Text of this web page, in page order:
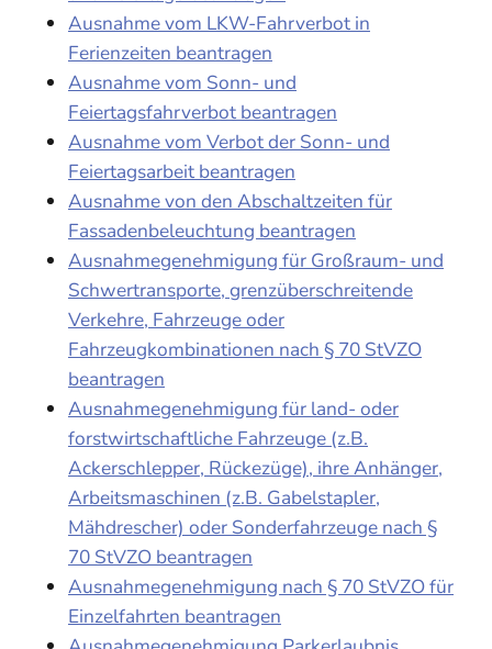
Ausnahme vom LKW-Fahrverbot in
Ferienzeiten beantragen
Ausnahme vom Sonn- und
Feiertagsfahrverbot beantragen
Ausnahme vom Verbot der Sonn- und
Feiertagsarbeit beantragen
Ausnahme von den Abschaltzeiten für
Fassadenbeleuchtung beantragen
Ausnahmegenehmigung für Großraum- und
Schwertransporte, grenzüberschreitende
Verkehre, Fahrzeuge oder
Fahrzeugkombinationen nach § 70 StVZO
beantragen
Ausnahmegenehmigung für land- oder
forstwirtschaftliche Fahrzeuge (z.B.
Ackerschlepper, Rückezüge), ihre Anhänger,
Arbeitsmaschinen (z.B. Gabelstapler,
Mähdrescher) oder Sonderfahrzeuge nach §
70 StVZO beantragen
Ausnahmegenehmigung nach § 70 StVZO für
Einzelfahrten beantragen